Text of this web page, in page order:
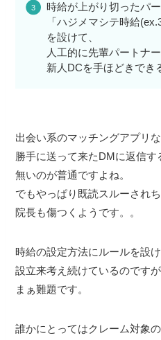
時給が上がり切ったパ
「ハジメマシテ時給
を設けて、
人工的に先輩パートナ
新人DCを手ほどきでき
出会い系のマッチングアプリな
勝手に送って来たDMに返信す
無いのが普通ですよね。
でもやっぱり既読スルーされ
院長も傷つくようです。。
時給の設定方法にルールを設け
設立来考え続けているのですが
まぁ難題です。
誰かにとってはクレーム対象の